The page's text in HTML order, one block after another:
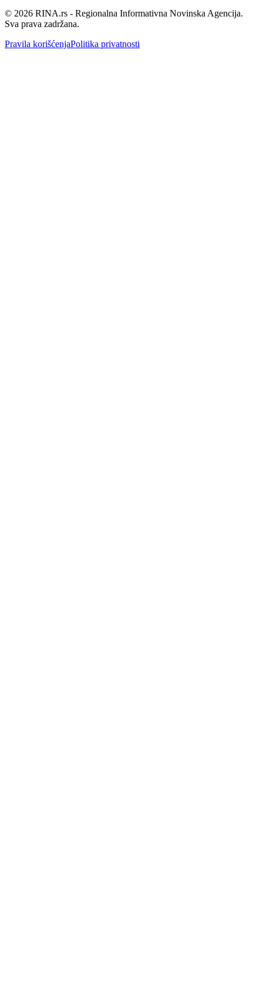
© 2026 RINA.rs - Regionalna Informativna Novinska Agencija.
Sva prava zadržana.
Pravila korišćenjaPolitika privatnosti